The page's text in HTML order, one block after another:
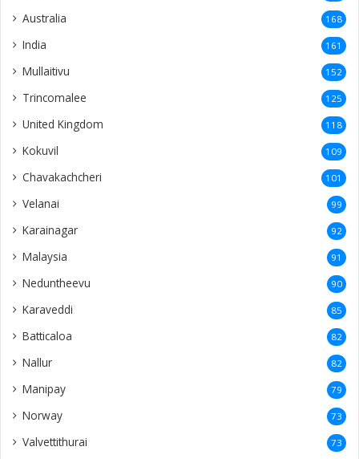
Australia 168
India 161
Mullaitivu 152
Trincomalee 125
United Kingdom 118
Kokuvil 109
Chavakachcheri 101
Velanai 99
Karainagar 92
Malaysia 91
Neduntheevu 90
Karaveddi 85
Batticaloa 82
Nallur 82
Manipay 79
Norway 73
Valvettithurai 73